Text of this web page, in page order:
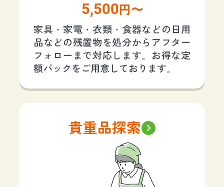
5,500 円〜
家具・家電・衣類・食器などの日用
品などの残置物を処分からアフター
フォローまで対応します。お得な定
額パックをご用意しております。
貴重品探索